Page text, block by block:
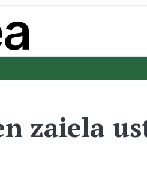
zaiela